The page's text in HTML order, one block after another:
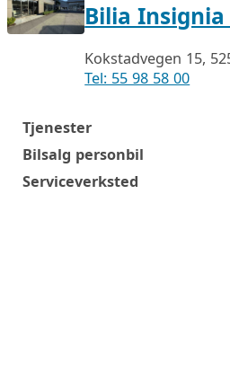
Bilia Insignia
Kokstadvegen 15,
Tel: 55 98 58 00
Åpningstider
Tjenester
Bilsalg personbil
Serviceverksted